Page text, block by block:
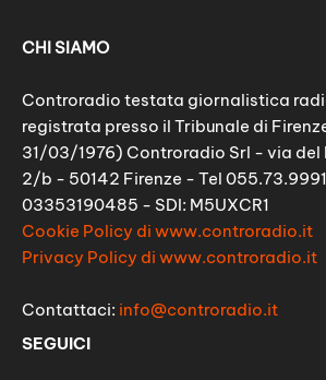
CHI SIAMO
Controradio testata giornalistica
registrata presso il Tribunale di
31/03/1976) Controradio Srl - via del
2/b - 50142 Firenze - Tel
03353190485 - SDI: M5UXCR1
Cookie Policy di www.controradio.it
Privacy Policy di www.controradio.it
Contattaci: info@controradio.it
SEGUICI